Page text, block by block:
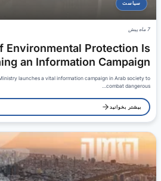
سیاست
7 ماه پیش
Environmental Protection Is
an Information Campaign…
launches a vital information campaign in Arab society to
combat dangerous…
بیشتر بخوانید